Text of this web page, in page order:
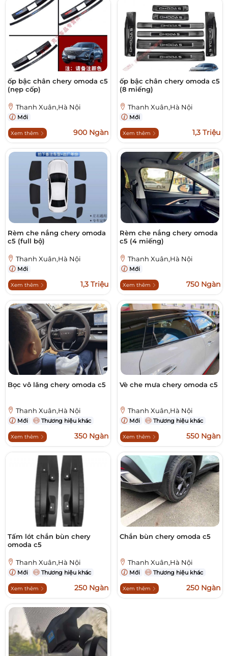
ốp bậc chân chery omoda c5
(nẹp cốp)
Thanh Xuân,Hà Nội
Mới
Xem thêm 900 Ngàn
ốp bậc chân chery omoda c5
(8 miếng)
Thanh Xuân,Hà Nội
Mới
Xem thêm 1,3 Triệu
Rèm che nắng chery omoda
c5 (full bộ)
Thanh Xuân,Hà Nội
Mới
Xem thêm 1,3 Triệu
Rèm che nắng chery omoda
c5 (4 miếng)
Thanh Xuân,Hà Nội
Mới
Xem thêm 750 Ngàn
Bọc vô lăng chery omoda c5
Thanh Xuân,Hà Nội
Mới Thương hiệu khác
Xem thêm 350 Ngàn
Vè che mưa chery omoda c5
Thanh Xuân,Hà Nội
Mới Thương hiệu khác
Xem thêm 550 Ngàn
Tấm lót chắn bùn chery
omoda c5
Thanh Xuân,Hà Nội
Mới Thương hiệu khác
Xem thêm 250 Ngàn
Chắn bùn chery omoda c5
Thanh Xuân,Hà Nội
Mới Thương hiệu khác
Xem thêm 250 Ngàn